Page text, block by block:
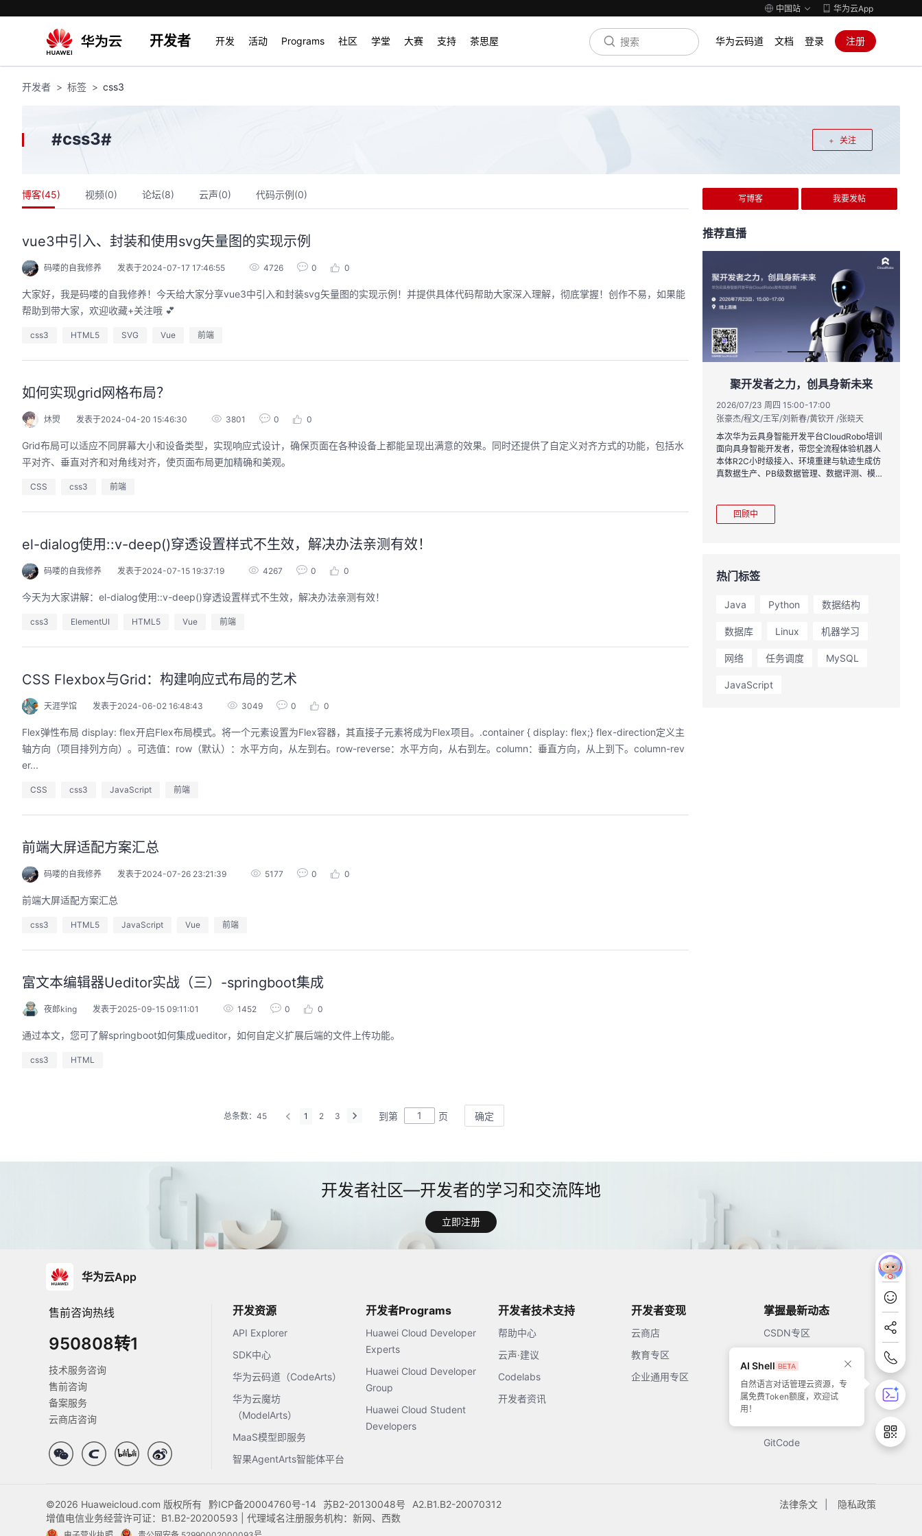
中国站 华为云App
开发者 开发 活动 Programs 社区 学堂 大赛 支持 茶思屋 华为云码道 文档 登录 注册
开发者 标签 css3
关注
#css3#
博客(45) 视频(0) 论坛(8) 云声(0) 代码示例(0)
vue3中引入、封装和使用svg矢量图的实现示例
码喽的自我修养 发表于2024-07-17 17:46:55 4726 0 0
大家好，我是码喽的自我修养！今天给大家分享vue3中引入和封装svg矢量图的实现示例！并提供具体代码帮助大家深入理解，彻底掌握！创作不易，如果能
帮助到带大家，欢迎收藏+关注哦 💕
css3 HTML5 SVG Vue 前端
如何实现grid网格布局？
炑焽 发表于2024-04-20 15:46:30 3801 0 0
Grid布局可以适应不同屏幕大小和设备类型，实现响应式设计，确保页面在各种设备上都能呈现出满意的效果。同时还提供了自定义对齐方式的功能，包括水
平对齐、垂直对齐和对角线对齐，使页面布局更加精确和美观。
CSS css3 前端
el-dialog使用::v-deep()穿透设置样式不生效，解决办法亲测有效！
码喽的自我修养 发表于2024-07-15 19:37:19 4267 0 0
今天为大家讲解：el-dialog使用::v-deep()穿透设置样式不生效，解决办法亲测有效！
css3 ElementUI HTML5 Vue 前端
CSS Flexbox与Grid：构建响应式布局的艺术
天涯学馆 发表于2024-06-02 16:48:43 3049 0 0
Flex弹性布局 display: flex开启Flex布局模式。将一个元素设置为Flex容器，其直接子元素将成为Flex项目。.container { display: flex;} flex-direction定义主
轴方向（项目排列方向）。可选值：row（默认）：水平方向，从左到右。row-reverse：水平方向，从右到左。column：垂直方向，从上到下。column-rev
er...
CSS css3 JavaScript 前端
前端大屏适配方案汇总
码喽的自我修养 发表于2024-07-26 23:21:39 5177 0 0
前端大屏适配方案汇总
css3 HTML5 JavaScript Vue 前端
富文本编辑器Ueditor实战（三）-springboot集成
夜郎king 发表于2025-09-15 09:11:01 1452 0 0
通过本文，您可了解springboot如何集成ueditor，如何自定义扩展后端的文件上传功能。
css3 HTML
总条数：45 1 2 3 到第 页 确定
写博客 我要发帖
推荐直播
从入门 · 到做AI应用 · 到企业级开发。不教编
回顾中
直播深度解读华为云码道6月产品新特性，从S
回顾中
聚开发者之力，创具身新未来
2026/07/23 周四 15:00-17:00
张豪杰/程文/王军/刘新春/黄钦开 /张晓天
本次华为云具身智能开发平台CloudRobo培训
面向具身智能开发者，带您全流程体验机器人
本体R2C小时级接入、环境重建与轨迹生成仿
真数据生产、PB级数据管理、数据评测、模型
回顾中
热门标签
Java Python 数据结构
数据库 Linux 机器学习
网络 任务调度 MySQL
JavaScript
立即注册
华为云App
售前咨询热线
950808转1
技术服务咨询
售前咨询
备案服务
云商店咨询
开发资源
API Explorer
SDK中心
华为云码道（CodeArts）
华为云魔坊
（ModelArts）
MaaS模型即服务
智果AgentArts智能体平台
开发者Programs
Huawei Cloud Developer
Experts
Huawei Cloud Developer
Group
Huawei Cloud Student
Developers
开发者技术支持
帮助中心
云声·建议
Codelabs
开发者资讯
开发者变现
云商店
教育专区
企业通用专区
掌握最新动态
CSDN专区
51CTO
GitCode
法律条文 隐私政策
©2026 Huaweicloud.com 版权所有 黔ICP备20004760号-14 苏B2-20130048号
A2.B1.B2-20070312
增值电信业务经营许可证：B1.B2-20200593 | 代理域名注册服务机构：新网、西数
AI Shell
自然语言对话管理云资源，专
属免费Token额度，欢迎试
用！